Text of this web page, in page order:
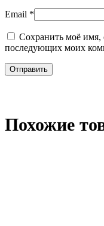
Email *
Сохранить моё имя,
последующих моих
Похожие